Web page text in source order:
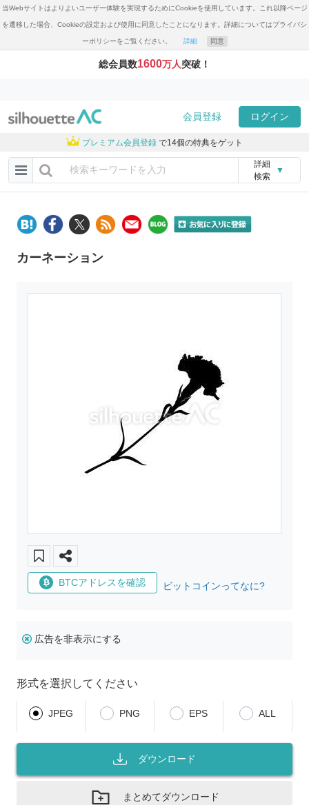
当Webサイトはよりよいユーザー体験を実現するためにCookieを使用しています。これ以降ページ
を遷移した場合、Cookieの設定および使用に同意したことになります。詳細についてはプライバシ
ーポリシーをご覧ください。 詳細 同意
総会員数1600万人突破！
会員登録 ログイン
プレミアム会員登録 で14個の特典をゲット
詳細
検索
▼
カーネーション
BTCアドレスを確認 ビットコインってなに?
広告を非表示にする
形式を選択してください
JPEG PNG EPS ALL
ダウンロード
まとめてダウンロード